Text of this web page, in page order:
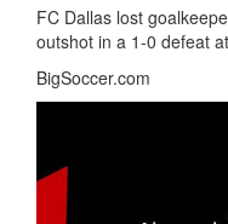
FC Dallas lost
outshot in a 1-0 defeat
BigSoccer.com